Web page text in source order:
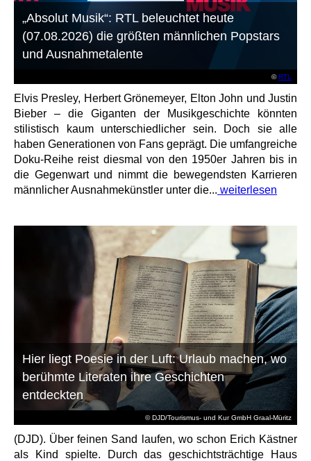
©RTL
„Absolut Musik“: RTL beleuchtet heute
(07.08.2026) die größten männlichen Popstars
und Ausnahmetalente
Elvis Presley, Herbert Grönemeyer, Elton John und Justin
Bieber – die Giganten der Musikgeschichte könnten
stilistisch kaum unterschiedlicher sein. Doch sie alle
haben Generationen von Fans geprägt. Die umfangreiche
Doku-Reihe reist diesmal von den 1950er Jahren bis in
die Gegenwart und nimmt die bewegendsten Karrieren
männlicher Ausnahmekünstler unter die... weiterlesen
© DJD/Tourismus- und Kur GmbH Graal-Müritz
Hier liegt Poesie in der Luft: Urlaub machen, wo
berühmte Literaten ihre Geschichten
entdeckten
(DJD). Über feinen Sand laufen, wo schon Erich Kästner
als Kind spielte. Durch das geschichtsträchtige Haus